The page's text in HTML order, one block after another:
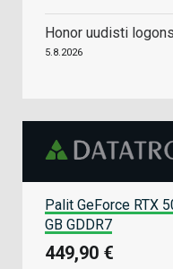
Honor uudisti
5.8.2026
Palit GeForce RTX
GB GDDR7
449,90 €